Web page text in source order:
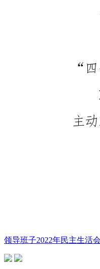
领导班子2022年民主生活